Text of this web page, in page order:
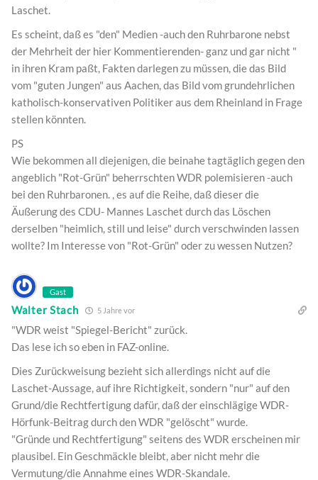
Laschet.
Es scheint, daß es "den" Medien -auch den Ruhrbarone nebst
der Mehrheit der hier Kommentierenden- ganz und gar nicht "
in ihren Kram paßt, Fakten darlegen zu müssen, die das Bild
vom "guten Jungen" aus Aachen, das Bild vom grundehrlichen
katholisch-konservativen Politiker aus dem Rheinland in Frage
stellen könnten.
PS
Wie bekommen all diejenigen, die beinahe tagtäglich gegen den
angeblich "Rot-Grün" beherrschten WDR polemisieren -auch
bei den Ruhrbaronen. , es auf die Reihe, daß dieser die
Äußerung des CDU- Mannes Laschet durch das Löschen
derselben "heimlich, still und leise" durch verschwinden lassen
wollte? Im Interesse von "Rot-Grün" oder zu wessen Nutzen?
Gast
Walter Stach 5 Jahre vor
"WDR weist "Spiegel-Bericht" zurück.
Das lese ich so eben in FAZ-online.
Dies Zurückweisung bezieht sich allerdings nicht auf die
Laschet-Aussage, auf ihre Richtigkeit, sondern "nur" auf den
Grund/die Rechtfertigung dafür, daß der einschlägige WDR-
Hörfunk-Beitrag durch den WDR "gelöscht" wurde.
"Gründe und Rechtfertigung" seitens des WDR erscheinen mir
plausibel. Ein Geschmäckle bleibt, aber nicht mehr die
Vermutung/die Annahme eines WDR-Skandale.